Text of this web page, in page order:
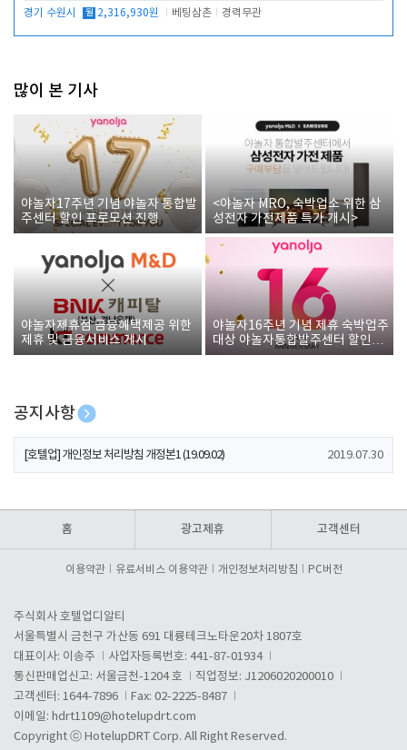
경기 수원시 월 2,316,930원 베팅삼촌 경력무관
많이 본 기사
야놀자17주년 기념 야놀자 통합발
주센터 할인 프로모션 진행
<야놀자 MRO, 숙박업소 위한 삼
성전자 가전제품 특가 개시>
야놀자제휴점 금융혜택제공 위한
제휴 및 금융서비스 게시
야놀자16주년 기념 제휴 숙박업주
대상 야놀자통합발주센터 할인쿠
폰 증정
공지사항
[호텔업] 개인정보 처리방침 개정본2 (19.09.02)
[호텔업] 개인정보 처리방침 개정본1 (19.09.02) 2019.07.30
홈 광고제휴 고객센터
이용약관 유료서비스 이용약관 개인정보처리방침 PC버전
주식회사 호텔업디알티
서울특별시 금천구 가산동 691 대륭테크노타운20차 1807호
대표이사: 이송주
사업자등록번호: 441-87-01934
통신판매업신고: 서울금천-1204 호
직업정보: J1206020200010
고객센터: 1644-7896
Fax: 02-2225-8487
이메일: hdrt1109@hotelupdrt.com
Copyright ⓒ HotelupDRT Corp. All Right Reserved.